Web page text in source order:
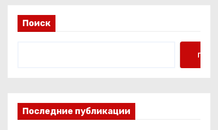
Поиск
Поиск
Последние публикации